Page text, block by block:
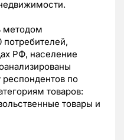
методом
потребителей,
РФ, население
по
товаров:
товары и